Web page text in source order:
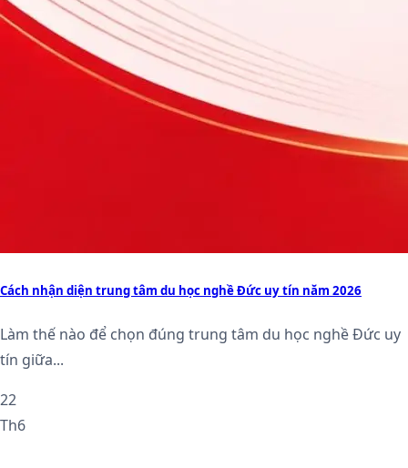
Cách nhận diện trung tâm du học nghề Đức uy tín năm 2026
Làm thế nào để chọn đúng trung tâm du học nghề Đức uy
tín giữa...
22
Th6